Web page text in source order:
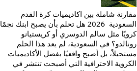
مقارنة شاملة بين اكاديميات كرة القدم
السعودية 2026 هل تحلم بأن يصبح ابنك نجمًا
كرويًا مثل سالم الدوسري أو كريستيانو
رونالدو؟ في السعودية، لم يعد هذا الحلم
مستحيلاً، بل أصبح واقعيًا بفضل الأكاديميات
الكروية الاحترافية التي أصبحت تنتشر في